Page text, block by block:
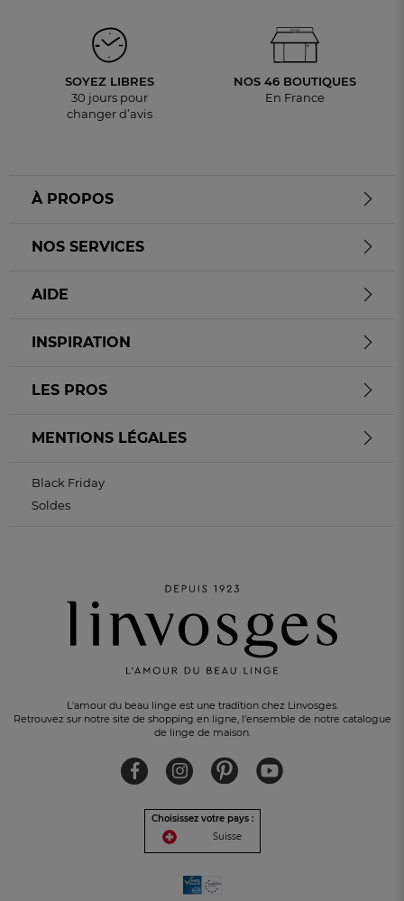
SOYEZ LIBRES
30 jours pour
changer d’avis
NOS 46 BOUTIQUES
En France
L'amour du beau linge est une tradition chez Linvosges.
Retrouvez sur notre site de shopping en ligne, l'ensemble de notre catalogue
de linge de maison.
Choisissez votre pays :
Suisse
À PROPOS
NOS SERVICES
AIDE
INSPIRATION
LES PROS
MENTIONS LÉGALES
Black Friday
Soldes